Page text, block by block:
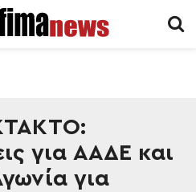
για ΑΑΔΕ και
για